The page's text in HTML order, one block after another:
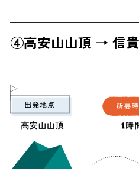
④高安山山頂 → 信